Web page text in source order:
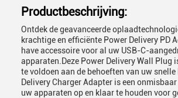
Productbeschrijving:
Ontdek de geavanceerde
krachtige en efficiënte Power Delivery PD
have accessoire voor al uw USB-C-
apparaten.Deze Power Delivery Wall Plug
te voldoen aan de behoeften van uw
Delivery Charger Adapter is een
uw apparaten op en klaar te houden voor